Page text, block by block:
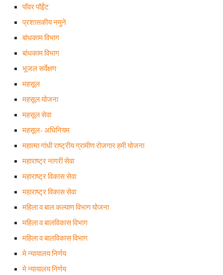
पॉवर पॉईंट
प्रशासकीय नमुने
बांधकाम विभाग
बांधकाम विभाग
भूजल सर्वेक्षण
महसूल
महसूल योजना
महसूल सेवा
महसूल- अधिनियम
महात्मा गांधी राष्ट्रीय ग्रामीण रोजगार हमी योजना
महाराष्ट्र नागरी सेवा
महाराष्ट्र विकास सेवा
महाराष्ट्र विकास सेवा
महिला व बाल कल्याण विभाग योजना
महिला व बालविकास विभाग
महिला व बालविकास विभाग
मे न्यायालय निर्णय
मे न्यायालय निर्णय